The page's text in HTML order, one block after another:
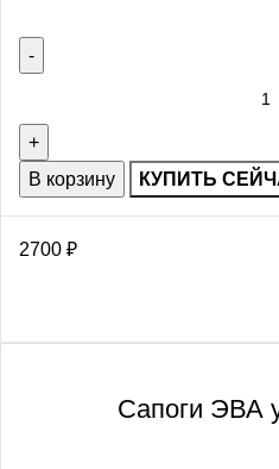
В корзину КУПИТЬ
2700 ₽
Сапоги ЭВА